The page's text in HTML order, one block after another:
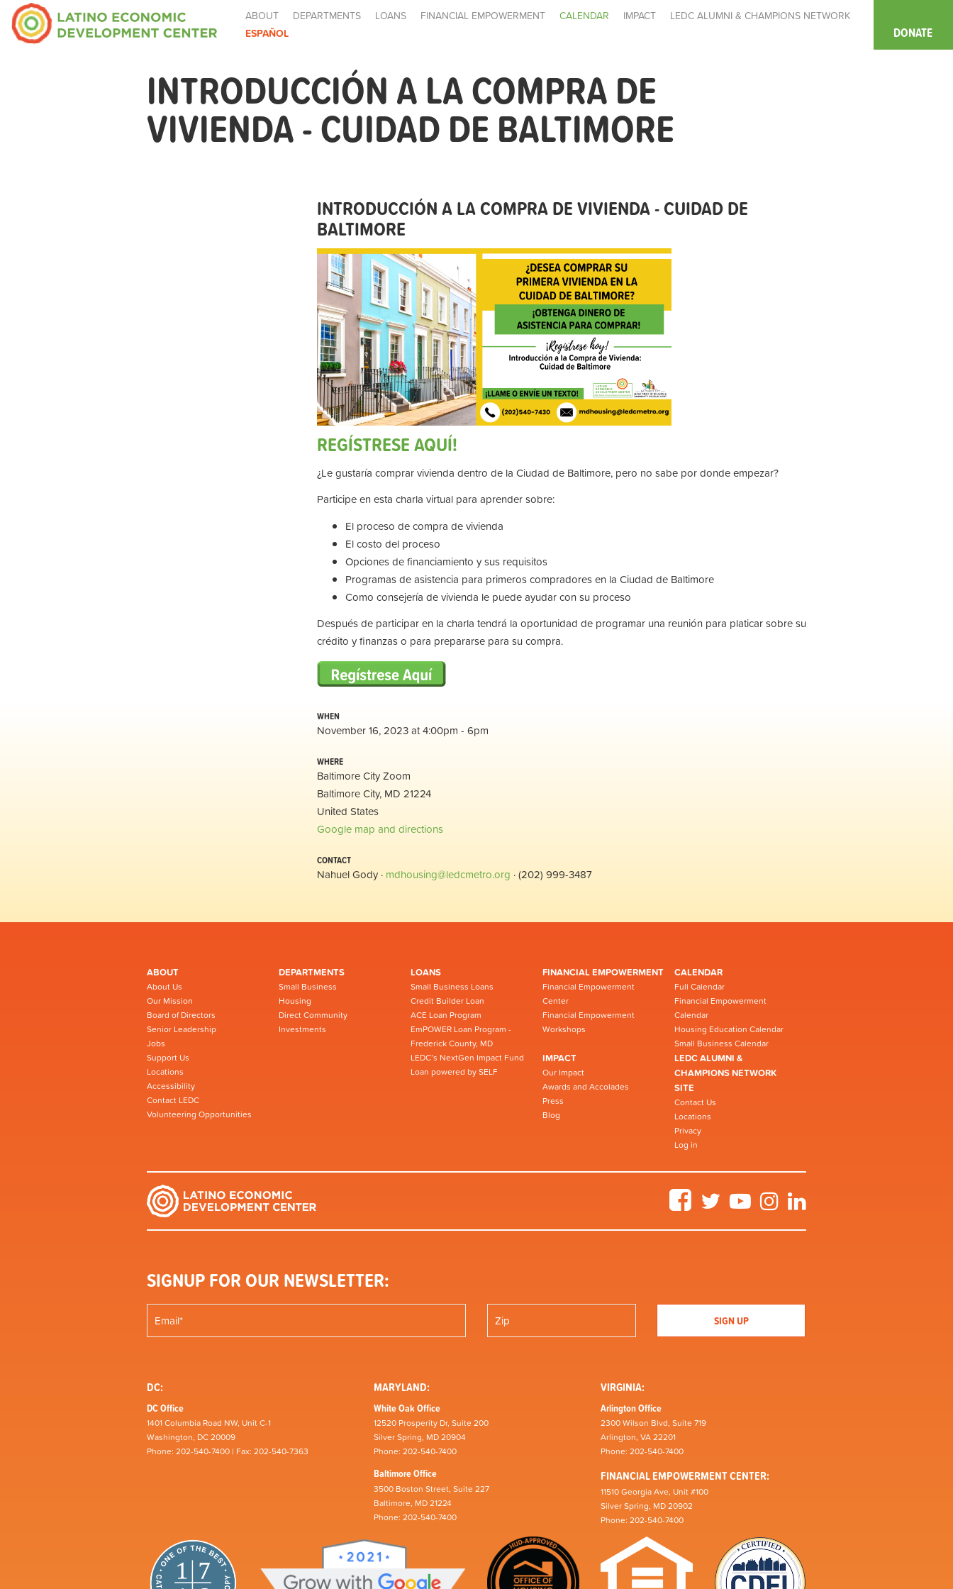
ABOUT DEPARTMENTS LOANS FINANCIAL EMPOWERMENT CALENDAR IMPACT
LEDC ALUMNI & CHAMPIONS NETWORK
ESPAÑOL
DONATE
INTRODUCCIÓN A LA COMPRA DE
VIVIENDA - CUIDAD DE BALTIMORE
INTRODUCCIÓN A LA COMPRA DE VIVIENDA - CUIDAD DE
BALTIMORE
REGÍSTRESE AQUÍ!
¿Le gustaría comprar vivienda dentro de la Ciudad de Baltimore, pero no sabe por donde empezar?
Participe en esta charla virtual para aprender sobre:
El proceso de compra de vivienda
El costo del proceso
Opciones de financiamiento y sus requisitos
Programas de asistencia para primeros compradores en la Ciudad de Baltimore
Como consejería de vivienda le puede ayudar con su proceso
Después de participar en la charla tendrá la oportunidad de programar una reunión para platicar sobre su
crédito y finanzas o para prepararse para su compra.
WHEN
November 16, 2023 at 4:00pm - 6pm
WHERE
Baltimore City Zoom
Baltimore City, MD 21224
United States
Google map and directions
CONTACT
Nahuel Gody · mdhousing@ledcmetro.org · (202) 999-3487
ABOUT
About Us
Our Mission
Board of Directors
Senior Leadership
Jobs
Support Us
Locations
Accessibility
Contact LEDC
Volunteering Opportunities
DEPARTMENTS
Small Business
Housing
Direct Community
Investments
LOANS
Small Business Loans
Credit Builder Loan
ACE Loan Program
EmPOWER Loan Program -
Frederick County, MD
LEDC’s NextGen Impact Fund
Loan powered by SELF
FINANCIAL EMPOWERMENT
Financial Empowerment
Center
Financial Empowerment
Workshops
CALENDAR
Full Calendar
Financial Empowerment
Calendar
Housing Education Calendar
Small Business Calendar
IMPACT
Our Impact
Awards and Accolades
Press
Blog
LEDC ALUMNI &
CHAMPIONS NETWORK
SITE
Contact Us
Locations
Privacy
Log in
FacebookTwitter YouTubeInstagram
SIGNUP FOR OUR NEWSLETTER:
DC:
DC Office
1401 Columbia Road NW, Unit C-1
Washington, DC 20009
Phone: 202-540-7400 | Fax: 202-540-7363
MARYLAND:
White Oak Office
12520 Prosperity Dr, Suite 200
Silver Spring, MD 20904
Phone: 202-540-7400
Baltimore Office
3500 Boston Street, Suite 227
Baltimore, MD 21224
Phone: 202-540-7400
VIRGINIA:
Arlington Office
2300 Wilson Blvd, Suite 719
Arlington, VA 22201
Phone: 202-540-7400
FINANCIAL EMPOWERMENT CENTER:
11510 Georgia Ave, Unit #100
Silver Spring, MD 20902
Phone: 202-540-7400